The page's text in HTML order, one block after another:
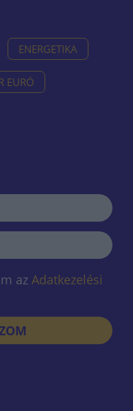
ENERGETIKA
EURÓ
az Adatkezelési